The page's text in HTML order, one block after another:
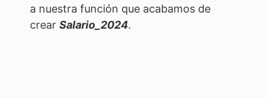
a nuestra función que acabamos de
crear Salario_2024.